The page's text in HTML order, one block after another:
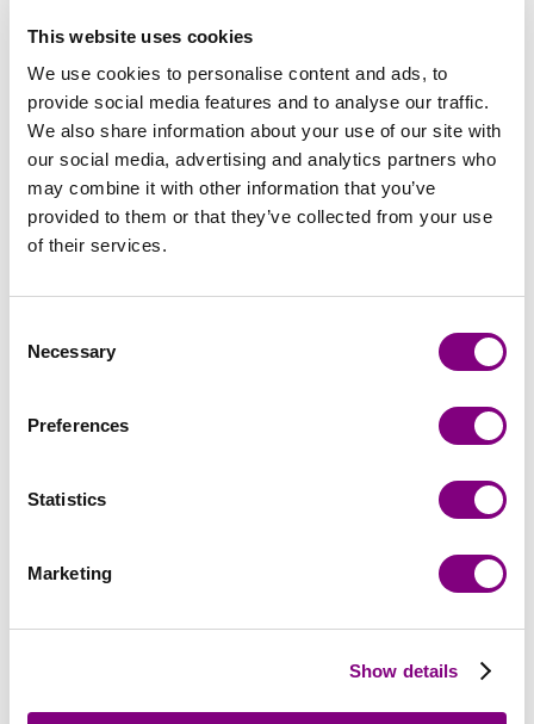
This website uses cookies
We use cookies to personalise content and ads, to
provide social media features and to analyse our traffic.
We also share information about your use of our site with
our social media, advertising and analytics partners who
may combine it with other information that you’ve
provided to them or that they’ve collected from your use
of their services.
Selection
Necessary
Preferences
Statistics
Marketing
Show details
Gann Garn - Mild Gann Garn - Lun